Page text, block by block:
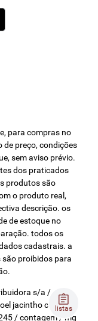
listas
para compras no
de preço, condições
sem aviso prévio.
dos praticados
produtos são
o produto real,
descrição. os
de estoque no
todos os
cadastrais. a
são proibidos para
s/a / cnpj:
jacintho coelho
/ contagem / mg